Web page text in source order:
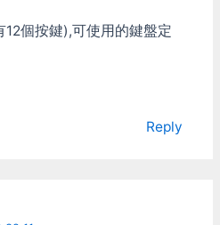
個按鍵),可使用的鍵盤定
Reply